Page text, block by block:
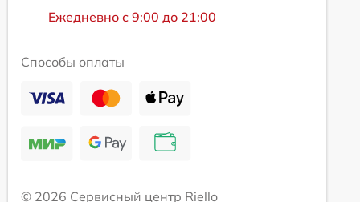
Ежедневно с 9:00 до 21:00
Способы оплаты
© 2026 Сервисный центр Riello